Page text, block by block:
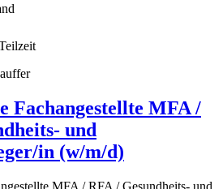
Fachangestellte MFA /
und
in (w/m/d)
MFA / RFA / Gesundheits- und